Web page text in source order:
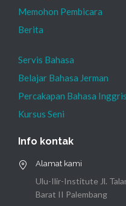
Memohon Pembicara
Berita
Servis Bahasa
Belajar Bahasa Jerman
Percakapan Bahasa Inggris
Kursus Seni
Info kontak
Alamat kami
Ulu-Ilir-Institute Jl.
Barat II Palembang